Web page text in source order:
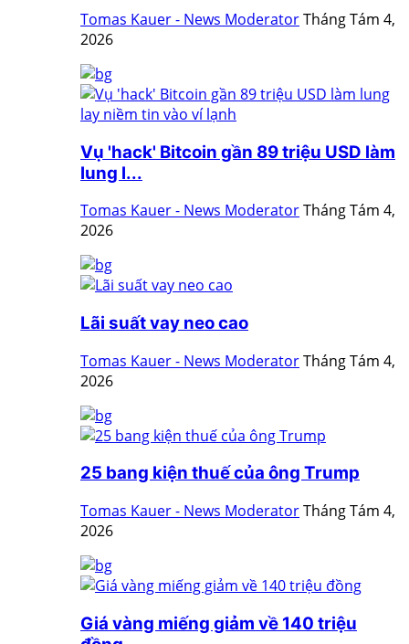
Tomas Kauer - News ModeratorTháng Tám 4,
2026
Vụ 'hack' Bitcoin gần 89 triệu USD làm
lung l...
Tomas Kauer - News ModeratorTháng Tám 4,
2026
Lãi suất vay neo cao
Tomas Kauer - News ModeratorTháng Tám 4,
2026
25 bang kiện thuế của ông Trump
Tomas Kauer - News ModeratorTháng Tám 4,
2026
Giá vàng miếng giảm về 140 triệu